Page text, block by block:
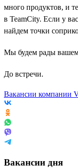
много продуктов, и
в TeamCity. Если у
найдем точки
Мы будем рады
До встречи.
Вакансии компании
Вакансии дня